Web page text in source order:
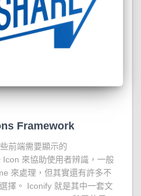
Framework
前端需要顯示的
來協助使用者辨識，一般
來處理，但其實還有許多不
擇。 Iconify 就是其中一套文